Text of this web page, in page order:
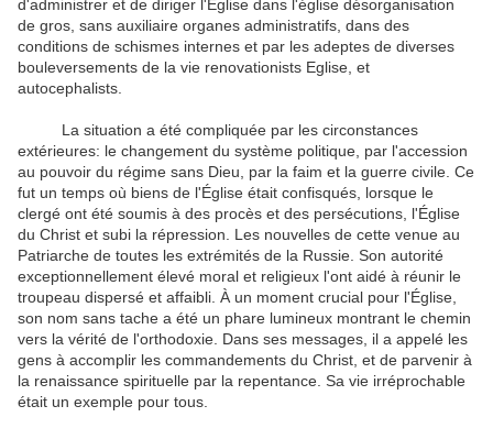
d'administrer et de diriger l'Eglise dans l'église désorganisation
de gros, sans auxiliaire organes administratifs, dans des
conditions de schismes internes et par les adeptes de diverses
bouleversements de la vie renovationists Eglise, et
autocephalists.
La situation a été compliquée par les circonstances
extérieures: le changement du système politique, par l'accession
au pouvoir du régime sans Dieu, par la faim et la guerre civile. Ce
fut un temps où biens de l'Église était confisqués, lorsque le
clergé ont été soumis à des procès et des persécutions, l'Église
du Christ et subi la répression. Les nouvelles de cette venue au
Patriarche de toutes les extrémités de la Russie. Son autorité
exceptionnellement élevé moral et religieux l'ont aidé à réunir le
troupeau dispersé et affaibli. À un moment crucial pour l'Église,
son nom sans tache a été un phare lumineux montrant le chemin
vers la vérité de l'orthodoxie. Dans ses messages, il a appelé les
gens à accomplir les commandements du Christ, et de parvenir à
la renaissance spirituelle par la repentance. Sa vie irréprochable
était un exemple pour tous.